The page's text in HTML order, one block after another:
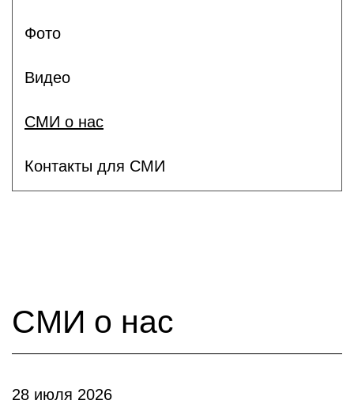
Фото
Видео
СМИ о нас
Контакты для СМИ
СМИ о нас
28 июля 2026